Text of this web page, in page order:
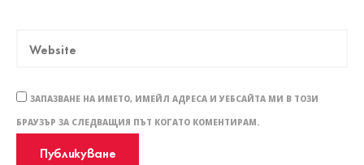
ЗАПАЗВАНЕ НА ИМЕТО, ИМЕЙЛ АДРЕСА И УЕБСАЙТА МИ В ТОЗИ
БРАУЗЪР ЗА СЛЕДВАЩИЯ ПЪТ КОГАТО КОМЕНТИРАМ.